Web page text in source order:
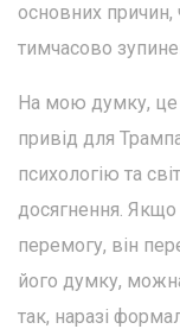
основних причин,
тимчасово
На мою думку, це
привід для
психологію та
досягнення. Якщо
перемогу, він
його думку,
так, наразі